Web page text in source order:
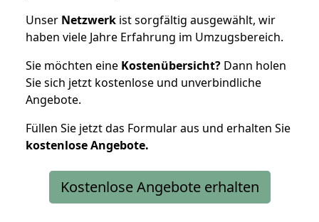
Unser Netzwerk ist sorgfältig ausgewählt, wir
haben viele Jahre Erfahrung im Umzugsbereich.
Sie möchten eine Kostenübersicht? Dann holen
Sie sich jetzt kostenlose und unverbindliche
Angebote.
Füllen Sie jetzt das Formular aus und erhalten Sie
kostenloseAngebote.
Kostenlose Angebote erhalten